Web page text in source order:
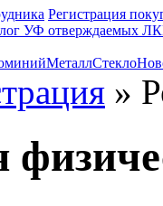
Регистрация
УФ отверждаемых
МеталлСтекло
»